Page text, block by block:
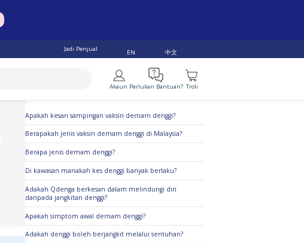
Jadi Penjual
EN 中文
Akaun Perlukan Bantuan? Troli
Apakah kesan sampingan vaksin demam denggi?
Berapakah jenis vaksin demam denggi di Malaysia?
Berapa jenis demam denggi?
Di kawasan manakah kes denggi banyak berlaku?
Adakah Qdenga berkesan dalam melindungi diri
daripada jangkitan denggi?
Apakah simptom awal demam denggi?
Adakah denggi boleh berjangkit melalui sentuhan?